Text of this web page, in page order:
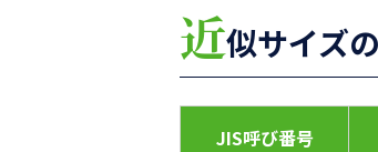
近似サイズ
JIS呼び番号